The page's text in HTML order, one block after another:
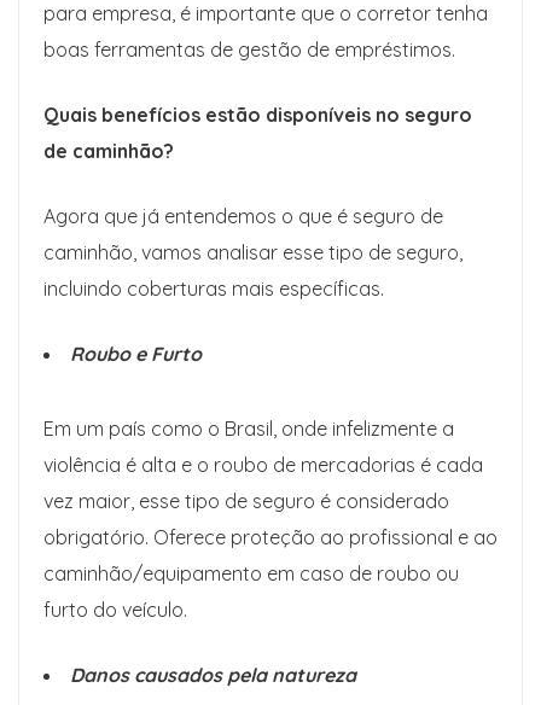
para empresa, é importante que o corretor tenha
boas ferramentas de gestão de empréstimos.
Quais benefícios estão disponíveis no seguro
de caminhão?
Agora que já entendemos o que é seguro de
caminhão, vamos analisar esse tipo de seguro,
incluindo coberturas mais específicas.
Roubo e Furto
Em um país como o Brasil, onde infelizmente a
violência é alta e o roubo de mercadorias é cada
vez maior, esse tipo de seguro é considerado
obrigatório. Oferece proteção ao profissional e ao
caminhão/equipamento em caso de roubo ou
furto do veículo.
Danos causados ​​pela natureza